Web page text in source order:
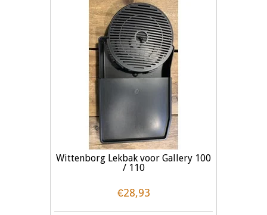
Wittenborg Lekbak voor Gallery 100
/ 110
€28,93